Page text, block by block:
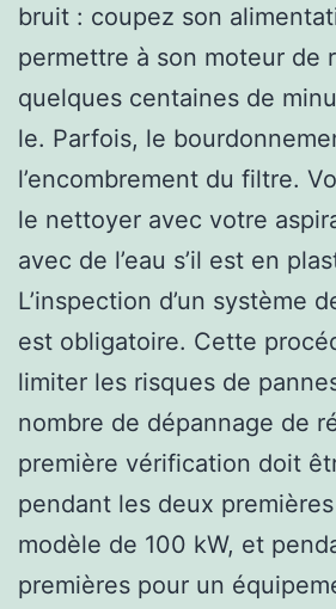
bruit : coupez son
permettre à son moteur de
quelques centaines de
le. Parfois, le
l’encombrement du filtre.
le nettoyer avec votre
avec de l’eau s’il est en
L’inspection d’un système
est obligatoire. Cette
limiter les risques de
nombre de dépannage de
première vérification doit
pendant les deux
modèle de 100 kW, et
premières pour un